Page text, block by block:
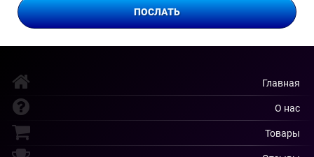
ПОСЛАТЬ
Главная
О нас
Товары